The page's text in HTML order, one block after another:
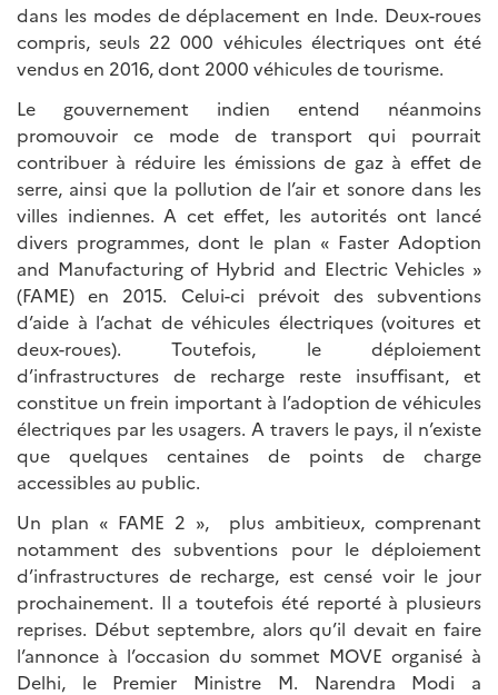
dans les modes de déplacement en Inde. Deux-roues
compris, seuls 22 000 véhicules électriques ont été
vendus en 2016, dont 2000 véhicules de tourisme.
Le gouvernement indien entend néanmoins
promouvoir ce mode de transport qui pourrait
contribuer à réduire les émissions de gaz à effet de
serre, ainsi que la pollution de l’air et sonore dans les
villes indiennes. A cet effet, les autorités ont lancé
divers programmes, dont le plan « Faster Adoption
and Manufacturing of Hybrid and Electric Vehicles »
(FAME) en 2015. Celui-ci prévoit des subventions
d’aide à l’achat de véhicules électriques (voitures et
deux-roues). Toutefois, le déploiement
d’infrastructures de recharge reste insuffisant, et
constitue un frein important à l’adoption de véhicules
électriques par les usagers. A travers le pays, il n’existe
que quelques centaines de points de charge
accessibles au public.
Un plan « FAME 2 », plus ambitieux, comprenant
notamment des subventions pour le déploiement
d’infrastructures de recharge, est censé voir le jour
prochainement. Il a toutefois été reporté à plusieurs
reprises. Début septembre, alors qu’il devait en faire
l’annonce à l’occasion du sommet MOVE organisé à
Delhi, le Premier Ministre M. Narendra Modi a